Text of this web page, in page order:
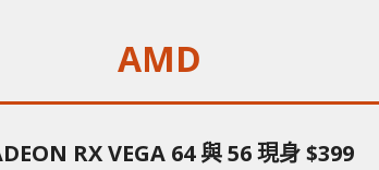
AMD
RX VEGA 64 與 56 現身 $399